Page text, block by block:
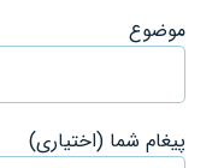
موضوع
پیغام شما (اختیاری)